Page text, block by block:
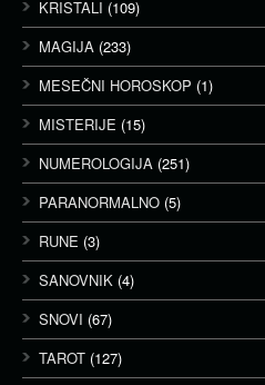
KRISTALI (109)
MAGIJA (233)
MESEČNI HOROSKOP (1)
MISTERIJE (15)
NUMEROLOGIJA (251)
PARANORMALNO (5)
RUNE (3)
SANOVNIK (4)
SNOVI (67)
TAROT (127)